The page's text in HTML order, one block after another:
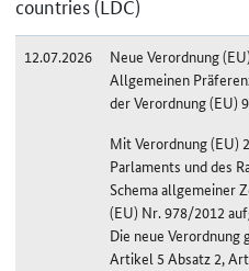
countries (LDC)
12.07.2026
Neue Verordnung
Allgemeinen
der Verordnung (EU)
Mit Verordnung (EU)
Parlaments und des
Schema allgemeiner
(EU) Nr. 978/2012
Die neue Verordnung
Artikel 5 Absatz 2,